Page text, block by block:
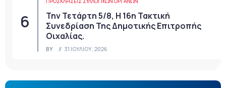
Την Τετάρτη 5/8, Η 16η Τακτική
Συνεδρίαση Της Δημοτικής Επιτροπής
Οιχαλίας.
BY 31 ΙΟΥΛΊΟΥ, 2026